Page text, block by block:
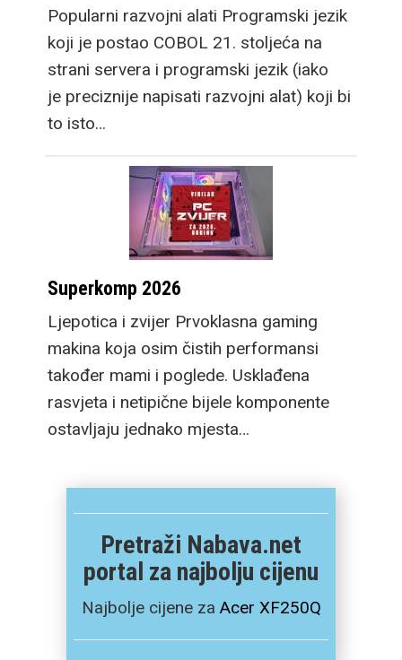
Popularni razvojni alati Programski jezik
koji je postao COBOL 21. stoljeća na
strani servera i programski jezik (iako
je preciznije napisati razvojni alat) koji bi
to isto…
Superkomp 2026
Ljepotica i zvijer Prvoklasna gaming
makina koja osim čistih performansi
također mami i poglede. Usklađena
rasvjeta i netipične bijele komponente
ostavljaju jednako mjesta…
Pretraži Nabava.net
portal za najbolju cijenu
Najbolje cijene za Acer XF250Q